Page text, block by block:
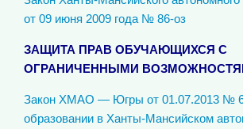
от 09 июня 2009 года № 86-оз
ЗАЩИТА ПРАВ ОБУЧАЮЩИХСЯ С
ОГРАНИЧЕННЫМИ
Закон ХМАО — Югры от 01.07.2013 №
образовании в Ханты-Мансийском